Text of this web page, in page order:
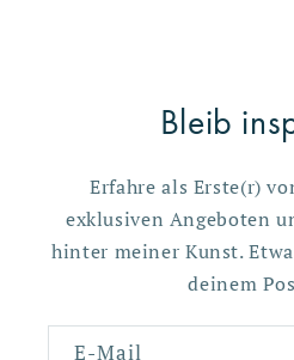
Bleib
Erfahre als Erste(r)
exklusiven Angeboten
hinter meiner Kunst.
deinem
E-Mail